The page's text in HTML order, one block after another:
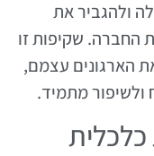
ולהגביר את
החברה. שקיפות זו
הארגונים עצמם,
ולשיפור מתמיד.